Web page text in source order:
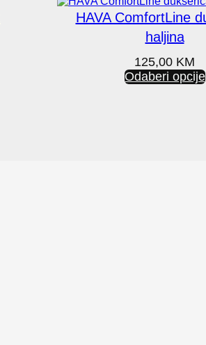
HAVA ComfortLine
haljina
125,00 KM
Odaberi opcije